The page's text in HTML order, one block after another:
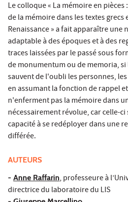
Le colloque « La mémoire en
de la mémoire dans les textes
Renaissance » a fait apparaître
adaptable à des époques et à des
traces laissées par le passé sous
de monumentum ou de memoria,
sauvent de l'oubli les personnes,
en assumant la fonction de rappel
n'enferment pas la mémoire dans
nécessairement révolue, car celle-
capacité à se redéployer dans une
différée.
AUTEURS
- Anne Raffarin, professeure à
directrice du laboratoire du LIS